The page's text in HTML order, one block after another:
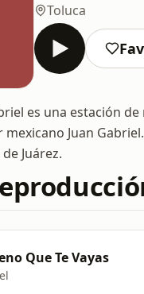
Toluca
es una estación
Juan
Juárez.
Que Te Vayas